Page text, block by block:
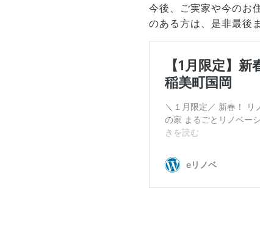
今後、ご実家や今のお
のある方は、是非最後